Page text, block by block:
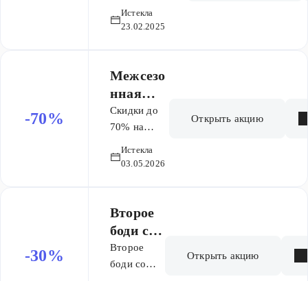
акции. В
минимальный
по стоимости.
Акция
действует на
выделенный
ассортимент
акции участвует
ассортимент
со скидкой. В
подарок
товар
Истекла
23.02.2025
-70%
Межсезо
нная
распрода
жа -
скидки
до70%
Скидки до
70% на
ассортимент
Истекла
03.05.2026
Открыть акцию
-30%
Второе
боди со
скидкой
-30%
Второе
боди со
Открыть акцию